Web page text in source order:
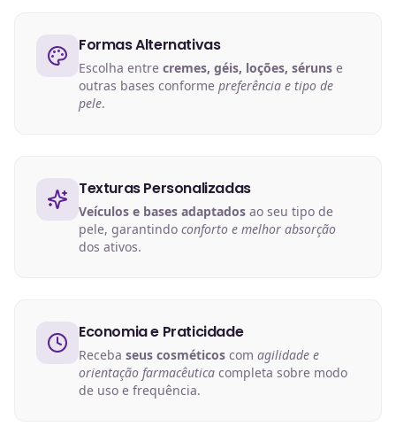
Formas Alternativas
Escolha entre cremes, géis, loções, séruns e
outras bases conforme preferência e tipo de
pele.
Texturas Personalizadas
Veículos e bases adaptados ao seu tipo de
pele, garantindo conforto e melhor absorção
dos ativos.
Economia e Praticidade
Receba seus cosméticos com agilidade e
orientação farmacêutica completa sobre modo
de uso e frequência.